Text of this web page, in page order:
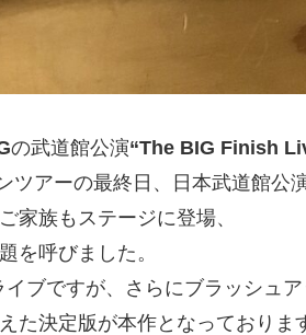
の武道館公演“The BIG Finish
ツアーの最終日、日本武道館公
家族もステージに登場、
を呼びました。
ブですが、さらにブラッシュア
た決定版が本作となっておりま